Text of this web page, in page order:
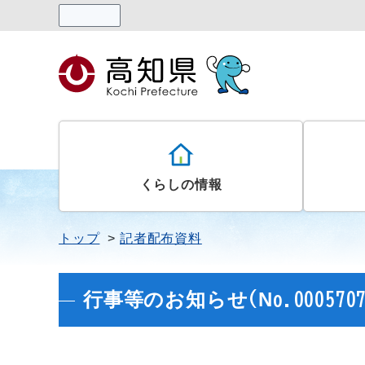
くらしの情報
トップ 記者配布資料
行事等のお知らせ